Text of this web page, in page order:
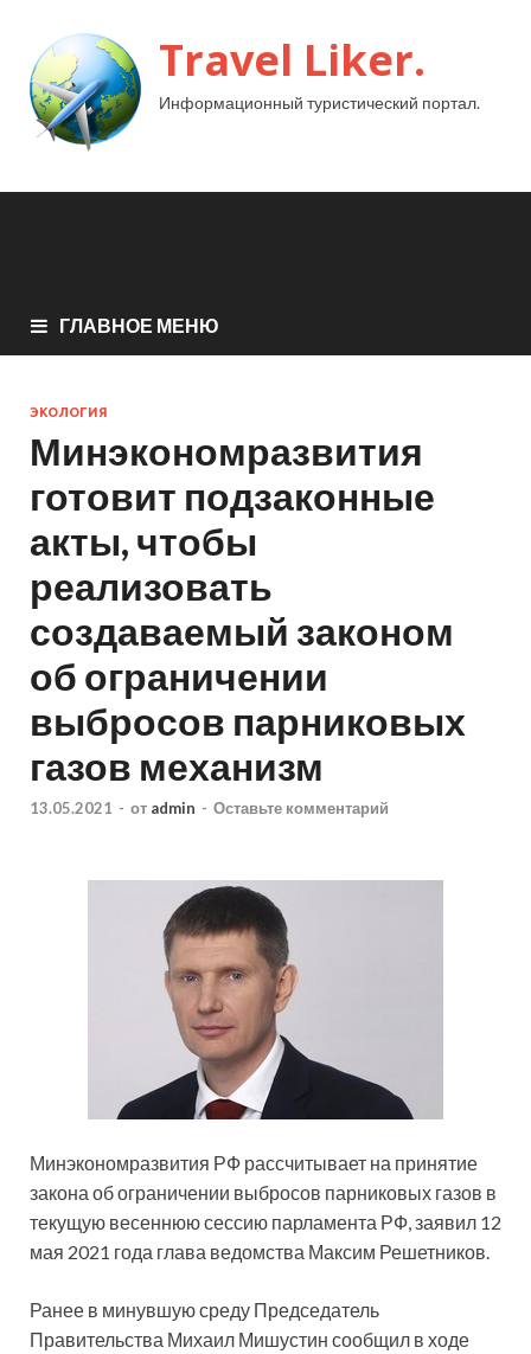
Travel Liker.
Информационный туристический портал.
ГЛАВНОЕ МЕНЮ
ЭКОЛОГИЯ
Минэкономразвития
готовит подзаконные
акты, чтобы
реализовать
создаваемый законом
об ограничении
выбросов парниковых
газов механизм
13.05.2021 - от admin - Оставьте комментарий
Минэкономразвития РФ рассчитывает на принятие
закона об ограничении выбросов парниковых газов в
текущую весеннюю сессию парламента РФ, заявил 12
мая 2021 года глава ведомства Максим Решетников.
Ранее в минувшую среду Председатель
Правительства Михаил Мишустин сообщил в ходе